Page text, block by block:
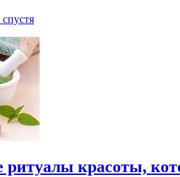
спустя
красоты,